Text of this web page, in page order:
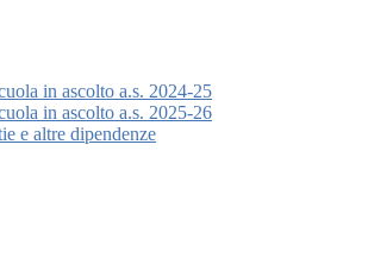
in ascolto a.s. 2024-25
in ascolto a.s. 2025-26
e altre dipendenze